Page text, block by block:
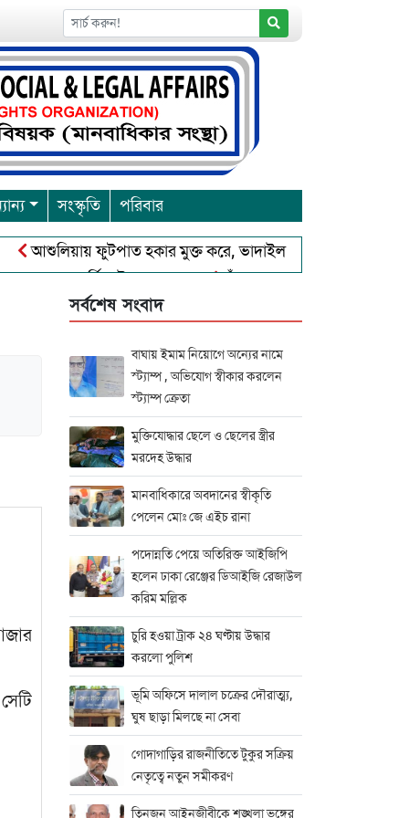
সংস্কৃতি পরিবার
আশুলিয়ায় ফুটপাত হকার মুক্ত করে, ভাদাইল প্রাইমারি ফ্রেন্ডস ক্লাব এর
পূর্নিমা উৎসব শুরু চাঁদপুরে বাংলাদেশ আহলে সুন্নাত
সর্বশেষ সংবাদ
বাঘায় ইমাম নিয়োগে অন্যের নামে
স্ট্যাম্প , অভিযোগ স্বীকার করলেন
স্ট্যাম্প ক্রেতা
মুক্তিযোদ্ধার ছেলে ও ছেলের স্ত্রীর
মরদেহ উদ্ধার
মানবাধিকারে অবদানের স্বীকৃতি
পেলেন মোঃ জে এইচ রানা
পদোন্নতি পেয়ে অতিরিক্ত আইজিপি
হলেন ঢাকা রেঞ্জের ডিআইজি রেজাউল
করিম মল্লিক
চুরি হওয়া ট্রাক ২৪ ঘণ্টায় উদ্ধার
করলো পুলিশ
ভূমি অফিসে দালাল চক্রের দৌরাত্ম্য,
ঘুষ ছাড়া মিলছে না সেবা
গোদাগাড়ির রাজনীতিতে টুকুর সক্রিয়
নেতৃত্বে নতুন সমীকরণ
তিনজন আইনজীবীকে শৃঙ্খলা ভঙ্গের